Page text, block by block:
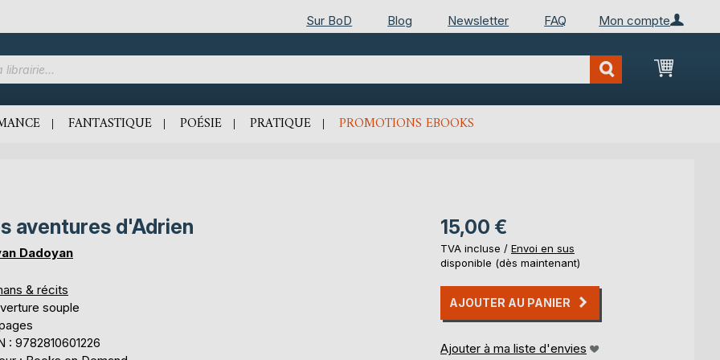
Mon compte
Sur BoD Blog Newsletter FAQ
Mon
FANTASTIQUE POÉSIE PRATIQUE PROMOTIONS EBOOKS
aventures d'Adrien
Dadoyan
& récits
souple
: 9782810601226
15,00 €
TVA incluse / Envoi en sus
disponible (dès maintenant)
AJOUTER AU PANIER
Ajouter à ma liste d'envies